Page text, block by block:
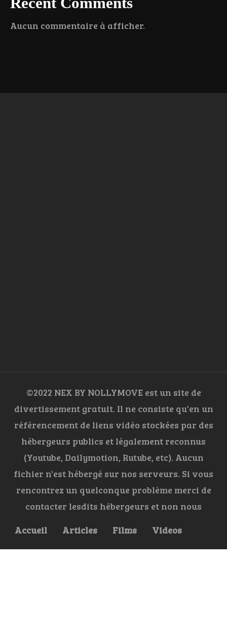
Aucun commentaire à afficher.
©2022 NEX BY NOLLYMOVE est un site de
divertissement gratuit. Il ne consiste qu'en un
référencement de liens vidéo stockées par des
hébergeurs publics et légalement reconnus
(Youtube, Dailymotion, Rutube, etc). Aucun
fichier n'est hébergé sur nos serveurs. Si vous
rencontrez un quelconque problème merci de
contacter lesdits hébergeurs et non nous
Accueil
Articles Films Videos